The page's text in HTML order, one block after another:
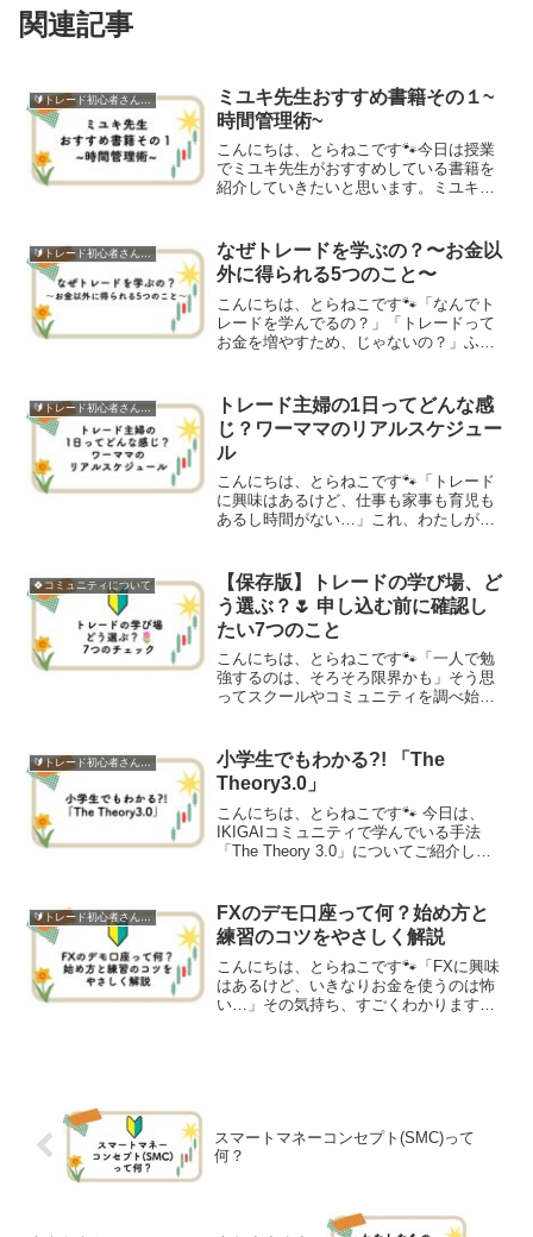
関連記事
🔰トレード初心者さん向け
ミユキ先生おすすめ書籍その１~
時間管理術~
こんにちは、とらねこです🐾今日は授業
でミユキ先生がおすすめしている書籍を
紹介していきたいと思います。ミユキ先
の中で、今日ご紹介する本はここ最近の
授業で紹介されていたもの...
🔰トレード初心者さん向け
なぜトレードを学ぶの？〜お金以
外に得られる5つのこと〜
こんにちは、とらねこです🐾「なんでト
レードを学んでるの？」「トレードって
お金を増やすため、じゃないの？」ふと
は「お金のため」だったんです、確か
に。でも、続けていくうちに...
トレード主婦の1日ってどんな感
じ？ワーママのリアルスケジュー
ル
こんにちは、とらねこです🐾「トレード
に興味はあるけど、仕事も家事も育児も
あるし時間がない…」これ、わたしが一
たしは働きながらのワーママ🏃‍♀️正直、人
より忙しい方だと思...
🍀コミュニティについて
【保存版】トレードの学び場、ど
う選ぶ？🌷 申し込む前に確認し
たい7つのこと
こんにちは、とらねこです🐾「一人で勉
強するのは、そろそろ限界かも」そう思
ってスクールやコミュニティを調べ始め
いそもそも、こういうのって怪しくない
の？わたしも、一人で勉強...
🔰トレード初心者さん向け
小学生でもわかる?! 「The
Theory3.0」
こんにちは、とらねこです🐾 今日は、
IKIGAIコミュニティで学んでいる手法
「The Theory 3.0」についてご紹介しま
る」そんな理由で、FXに注目が集まっ
て...
FXのデモ口座って何？始め方と
練習のコツをやさしく解説
こんにちは、とらねこです🐾「FXに興味
はあるけど、いきなりお金を使うのは怖
い…」その気持ち、すごくわかります。
スマートマネーコンセプト(SMC)って
何？